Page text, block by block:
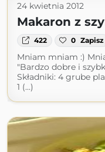
24 kwietnia 2012
Makaron z
422 0 Zapisz
Mniam mniam :)
"Bardzo dobre i
Składniki: 4 grube
1 (...)